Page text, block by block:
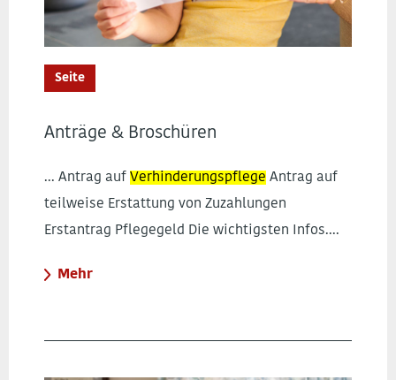
Seite
Anträge & Broschüren
... Antrag auf Verhinderungspflege Antrag auf
teilweise Erstattung von Zuzahlungen
Erstantrag Pflegegeld Die wichtigsten Infos....
Mehr